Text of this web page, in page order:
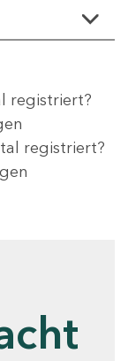
registriert?
registriert?